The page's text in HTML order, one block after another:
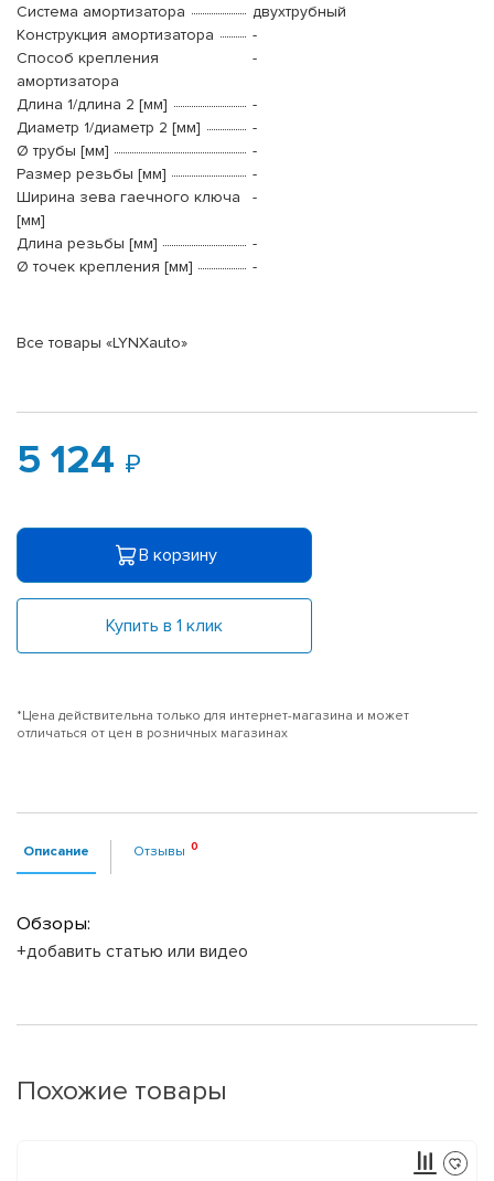
Система амортизатора
двухтрубный
Конструкция амортизатора
-
Способ крепления
амортизатора
-
Длина 1/длина 2 [мм]
-
Диаметр 1/диаметр 2 [мм]
-
Ø трубы [мм]
-
Размер резьбы [мм]
-
Ширина зева гаечного ключа
[мм]
-
Длина резьбы [мм]
-
Ø точек крепления [мм]
-
Все товары «LYNXauto»
5 124
В корзину
Купить в 1 клик
*Цена действительна только для интернет-магазина и может
отличаться от цен в розничных магазинах
Описание Отзывы
Обзоры:
+добавить статью или видео
Похожие товары